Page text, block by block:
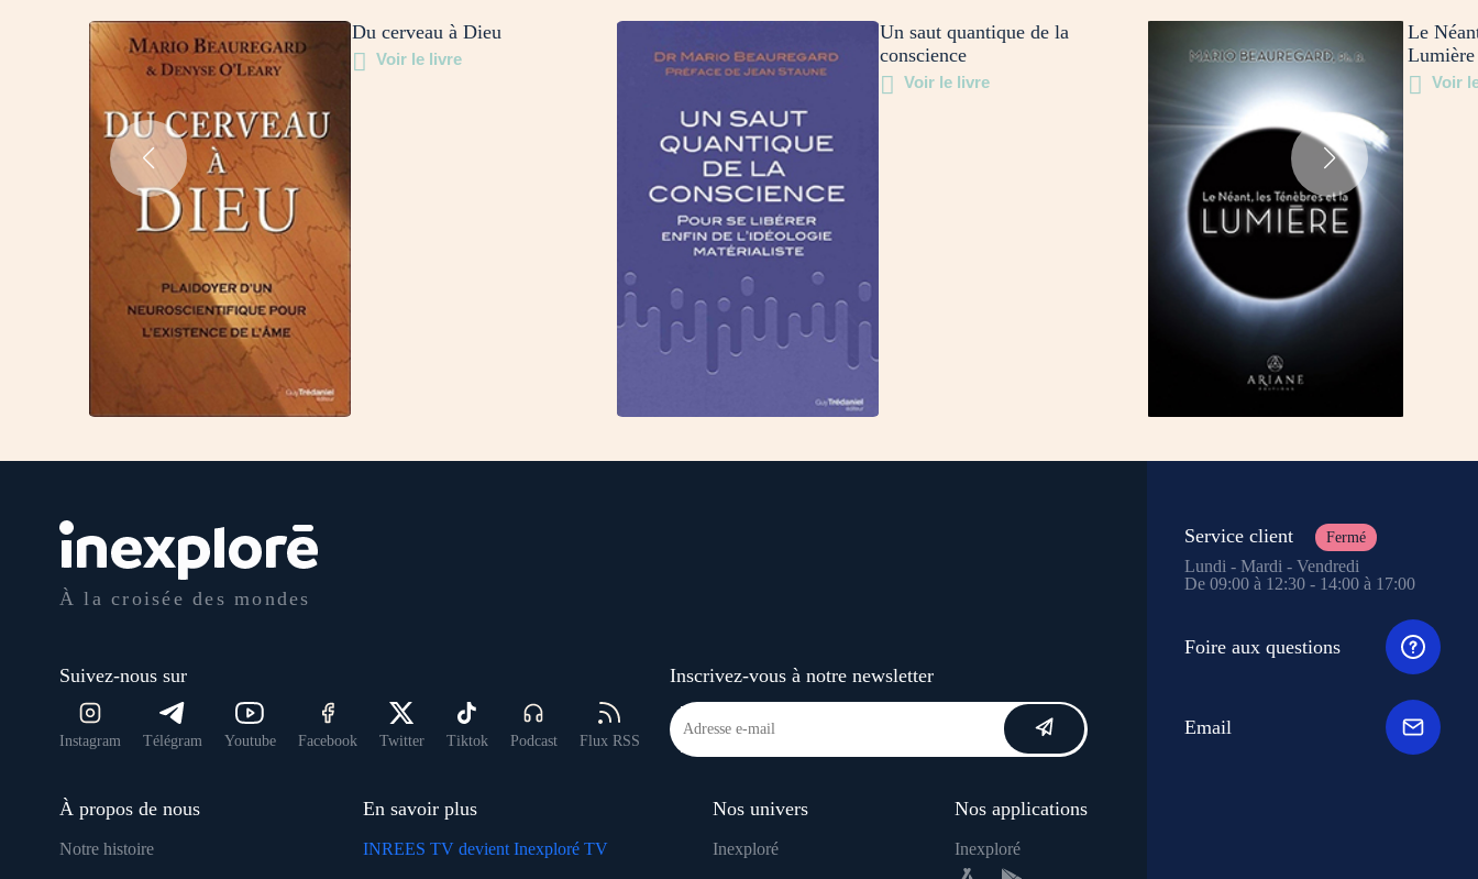
Du cerveau à Dieu
Voir le livre
Un saut quantique de la
conscience
Voir le livre
Le
Lumière
Voir
À la croisée des mondes
Suivez-nous sur
Instagram Télégram Youtube Facebook Twitter Tiktok Podcast Flux RSS
Inscrivez-vous à notre newsletter
À propos de nous
Notre histoire
En savoir plus
INREES TV devient Inexploré TV
Nos univers
Inexploré
Nos applications
Inexploré
Service client Fermé
Lundi - Mardi - Vendredi
De 09:00 à 12:30 - 14:00 à 17:00
Foire aux questions
Email